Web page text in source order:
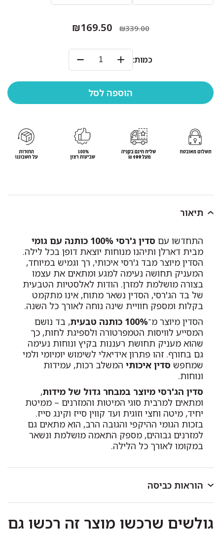
₪339.00
₪169.50
כמות:
תיאור
התחדשו עם סדין ג'רסי 100% כותנה עם גומי
מבית דארלן ותיהנו מנוחות יוצאת דופן בכל לילה.
הסדין מיוצר מבד ג'רסי איכותי, רך וגמיש במיוחד,
המעניק תחושה נעימה למגע ומתאים את עצמו
בצורה מושלמת למזרן. הודות לאלסטיות הטבעית
של בד הג'רסי, הסדין נשאר מתוח, אינו מתקמט
בקלות ומספק חוויית שינה נוחה לאורך כל השנה.
הסדין מיוצר מ־100% כותנה טבעית
, בד נושם
המסייע לוויסות הטמפרטורה ולספיגת לחות, כך
שהוא מעניק תחושת רעננות בקיץ ונוחות נעימה
גם בחורף. זהו פתרון אידיאלי לשימוש יומיומי ולמי
שמחפש סדין איכותי המשלב רכות, עמידות
ונוחות.
סדין הג'רסי מיוצר במבחר גדול של מידות,
ומתאים למרבית סוגי המיטות והמזרנים – ממיטת
יחיד, מיטה וחצי וזוגית ועד קווין סייז וקינג סייז.
בזכות הגומי ההיקפי והגובה הרב, הוא מתאים גם
למזרנים גבוהים, מספק התאמה מושלמת ונשאר
במקומו לאורך כל הלילה.
הוראות כביסה
40 מעלות.
כביסה ראשונה בנפרד.
גולשים שרכשו מוצר זה רכשו גם